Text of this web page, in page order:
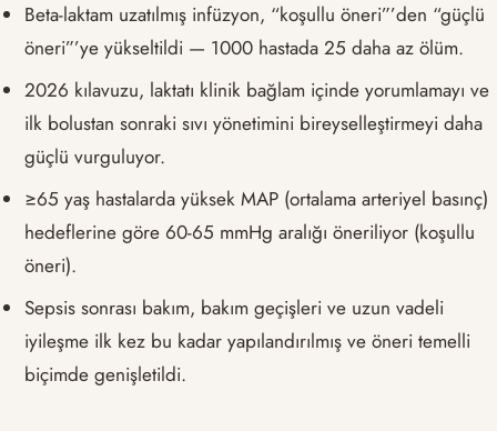
Beta-laktam uzatılmış infüzyon, “koşullu öneri”’den “güçlü
öneri”’ye yükseltildi — 1000 hastada 25 daha az ölüm.
2026 kılavuzu, laktatı klinik bağlam içinde yorumlamayı ve
ilk bolustan sonraki sıvı yönetimini bireyselleştirmeyi daha
güçlü vurguluyor.
≥65 yaş hastalarda yüksek MAP (ortalama arteriyel basınç)
hedeflerine göre 60-65 mmHg aralığı öneriliyor (koşullu
öneri).
Sepsis sonrası bakım, bakım geçişleri ve uzun vadeli
iyileşme ilk kez bu kadar yapılandırılmış ve öneri temelli
biçimde genişletildi.